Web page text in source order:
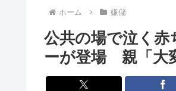
韓国人「日本で新発売Galaxy Z
【画像】辻希空ちゃん、顔だけ
地球に落下する人工衛星のアル
ホーム 嫌儲
公共の場で泣く赤
ーが登場 親「大